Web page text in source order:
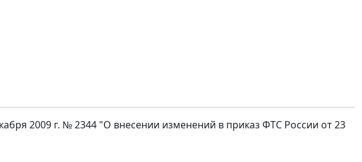
2009 г. № 2344 "О внесении изменений в приказ ФТС России от 23